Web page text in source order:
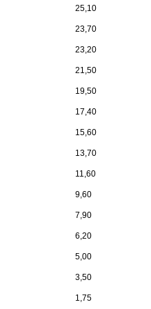
25,10
23,70
23,20
21,50
19,50
17,40
15,60
13,70
11,60
9,60
7,90
6,20
5,00
3,50
1,75